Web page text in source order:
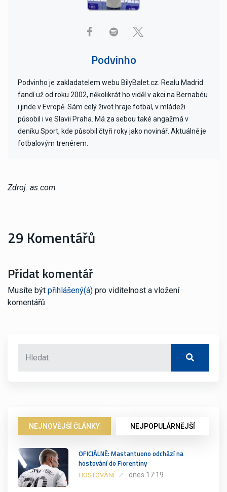
Podvinho
Podvinho je zakladatelem webu BilyBalet.cz. Realu Madrid
fandí už od roku 2002, několikrát ho viděl v akci na Bernabéu
i jinde v Evropě. Sám celý život hraje fotbal, v mládeži
působil i ve Slavii Praha. Má za sebou také angažmá v
deníku Sport, kde působil čtyři roky jako novinář. Aktuálně je
fotbalovým trenérem.
Zdroj: as.com
29 Komentářů
Přidat komentář
Musíte být přihlášený(á) pro viditelnost a vložení
komentářů.
NEJNOVĚJŠÍ ČLÁNKY NEJPOPULÁRNĚJŠÍ
OFICIÁLNĚ: Mastantuono odchází na
hostování do Fiorentiny
HOSTOVÁNÍ dnes 17:19